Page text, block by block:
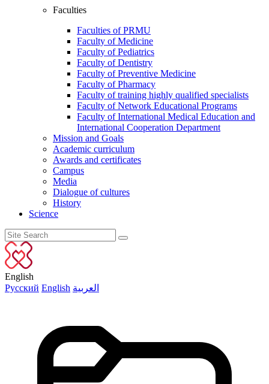
Faculties
Faculties of PRMU
Faculty of Medicine
Faculty of Pediatrics
Faculty of Dentistry
Faculty of Preventive Medicine
Faculty of Pharmacy
Faculty of training highly qualified specialists
Faculty of Network Educational Programs
Faculty of International Medical Education and
International Cooperation Department
Mission and Goals
Academic curriculum
Awards and certificates
Campus
Media
Dialogue of cultures
History
Science
English
Русский English العربية